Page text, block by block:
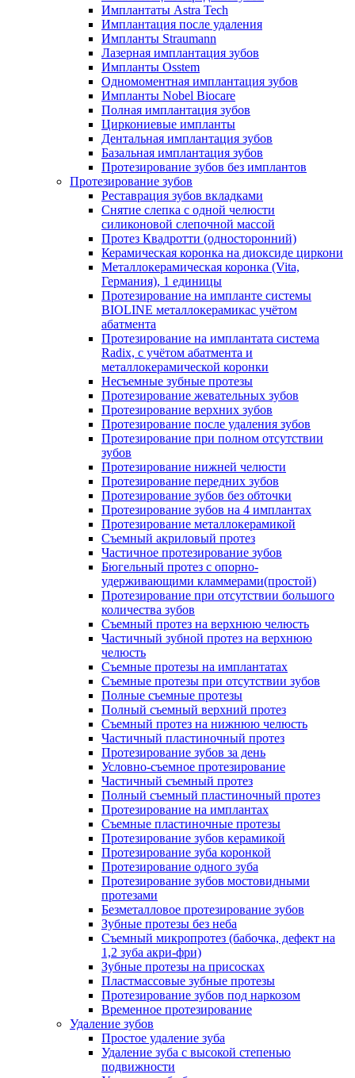
Имплантаты Astra Tech
Имплантация после удаления
Импланты Straumann
Лазерная имплантация зубов
Импланты Osstem
Одномоментная имплантация зубов
Импланты Nobel Biocare
Полная имплантация зубов
Циркониевые импланты
Дентальная имплантация зубов
Базальная имплантация зубов
Протезирование зубов без имплантов
Протезирование зубов
Реставрация зубов вкладками
Снятие слепка с одной челюсти
силиконовой слепочной массой
Протез Квадротти (односторонний)
Керамическая коронка на диоксиде циркони
Металлокерамическая коронка (Vita,
Германия), 1 единицы
Протезирование на импланте системы
BIOLINE металлокерамикас учётом
абатмента
Протезирование на имплантата система
Radix, с учётом абатмента и
металлокерамической коронки
Несъемные зубные протезы
Протезирование жевательных зубов
Протезирование верхних зубов
Протезирование после удаления зубов
Протезирование при полном отсутствии
зубов
Протезирование нижней челюсти
Протезирование передних зубов
Протезирование зубов без обточки
Протезирование зубов на 4 имплантах
Протезирование металлокерамикой
Съемный акриловый протез
Частичное протезирование зубов
Бюгельный протез с опорно-
удерживающими кламмерами(простой)
Протезирование при отсутствии большого
количества зубов
Съемный протез на верхнюю челюсть
Частичный зубной протез на верхнюю
челюсть
Съемные протезы на имплантатах
Съемные протезы при отсутствии зубов
Полные съемные протезы
Полный съемный верхний протез
Съемный протез на нижнюю челюсть
Частичный пластиночный протез
Протезирование зубов за день
Условно-съемное протезирование
Частичный съемный протез
Полный съемный пластиночный протез
Протезирование на имплантах
Съемные пластиночные протезы
Протезирование зубов керамикой
Протезирование зуба коронкой
Протезирование одного зуба
Протезирование зубов мостовидными
протезами
Безметалловое протезирование зубов
Зубные протезы без неба
Съемный микропротез (бабочка, дефект на
1,2 зуба акри-фри)
Зубные протезы на присосках
Пластмассовые зубные протезы
Протезирование зубов под наркозом
Временное протезирование
Удаление зубов
Простое удаление зуба
Удаление зуба с высокой степенью
подвижности